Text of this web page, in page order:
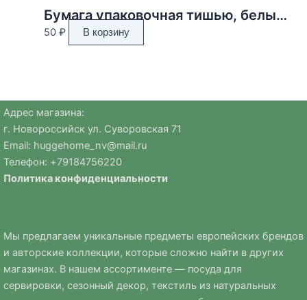
Бумага упаковочная тишью, белый, 50 см х 66 см
50 ₽ В корзину
Адрес магазина:
г. Новороссийск ул. Суворовская 71
Email: huggehome_nv@mail.ru
Телефон: +79184756220
Политика конфиденциальности
Мы предлагаем уникальные предметы европейских брендов
и авторские коллекции, которые сложно найти в других
магазинах. В нашем ассортименте — посуда для
сервировки, сезонный декор, текстиль из натуральных